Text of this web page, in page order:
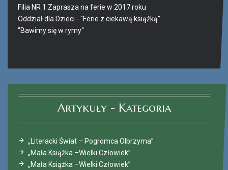
Filia NR 1 Zaprasza na ferie w 2017 roku
Oddział dla Dzieci - "Ferie z ciekawą książką"
"Bawimy się w rymy"
Artykuły - Kategoria
„Literacki Świat – Pogromca Olbrzyma”
„Mała Książka –Wielki Człowiek”
„Mała Książka –Wielki Człowiek”